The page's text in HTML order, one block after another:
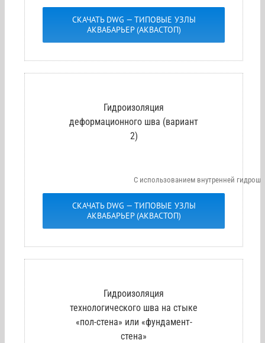
СКАЧАТЬ DWG — ТИПОВЫЕ УЗЛЫ
АКВАБАРЬЕР (АКВАСТОП)
Гидроизоляция
деформационного шва (вариант
2)
С использованием внутренней
СКАЧАТЬ DWG — ТИПОВЫЕ УЗЛЫ
АКВАБАРЬЕР (АКВАСТОП)
Гидроизоляция
технологического шва на стыке
«пол-стена» или «фундамент-
стена»